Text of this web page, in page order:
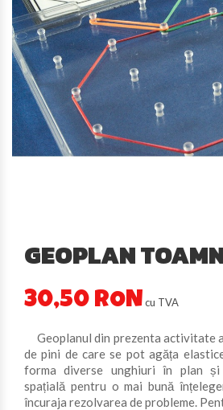
GEOPLAN
30,50 RONcu TVA
Geoplanul din prezenta activitate
de pini de care se pot agăța
forma diverse unghiuri în plan și
spațială pentru o mai bună
încuraja rezolvarea de probleme.